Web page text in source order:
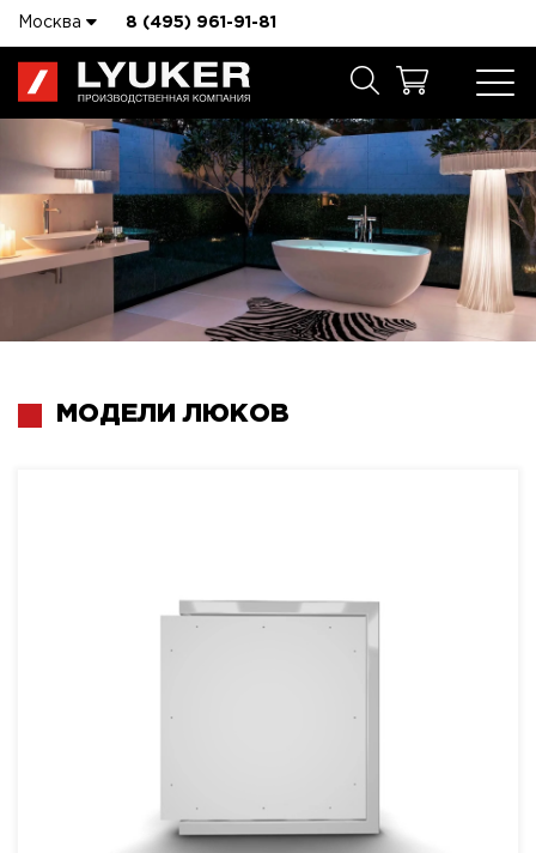
Москва 8 (495) 961-91-81
МОДЕЛИ ЛЮКОВ